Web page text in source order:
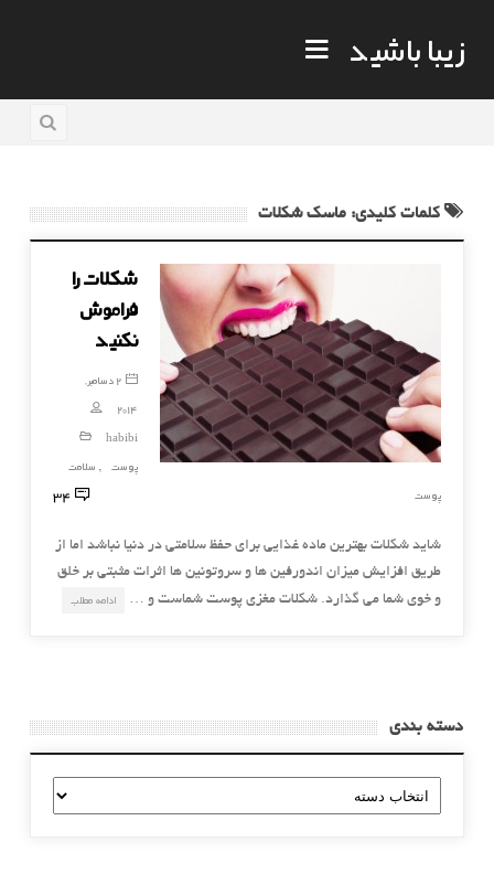
زیبا باشید
کلمات کلیدی: ماسک شکلات
شکلات را
فراموش
نکنید
2 دسامبر,
2014
habibi
پوست
, سلامت
پوست
34
شاید شکلات بهترین ماده غذایی برای حفظ سلامتی در دنیا نباشد اما از
طریق افزایش میزان اندورفین ها و سروتونین ها اثرات مثبتی بر خلق
و خوی شما می گذارد. شکلات مغزی پوست شماست و …
ادامه مطلب
دسته بندی
دسته
بندی